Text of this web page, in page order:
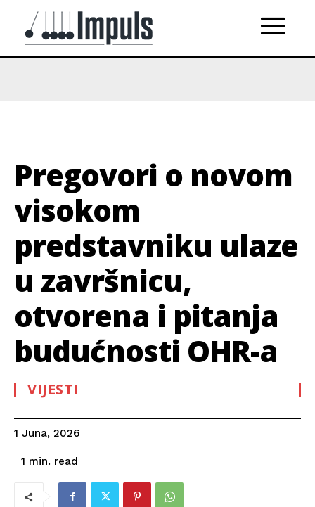
Pregovori o novom
visokom
predstavniku ulaze
u završnicu,
otvorena i pitanja
budućnosti OHR-a
VIJESTI
1 Juna, 2026
1 min. read